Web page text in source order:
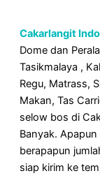
Cakarlangit
Dome dan
Tasikmalaya ,
Regu, Matrass,
Makan, Tas
selow bos di
Banyak.
berapapun
siap kirim ke